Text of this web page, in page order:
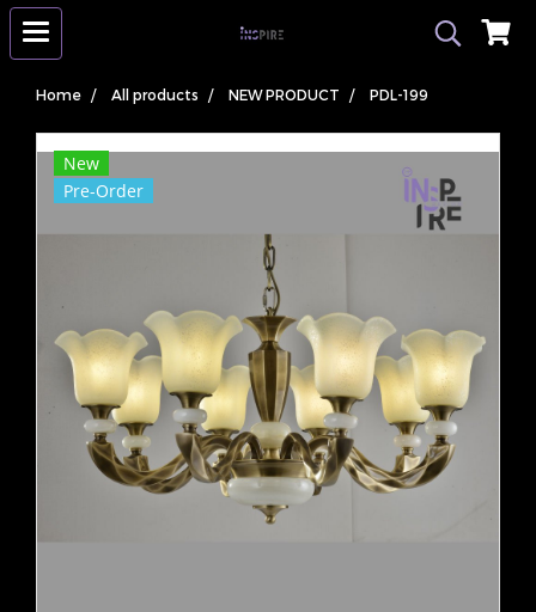
Home All products NEW PRODUCT PDL-199
New
Pre-Order